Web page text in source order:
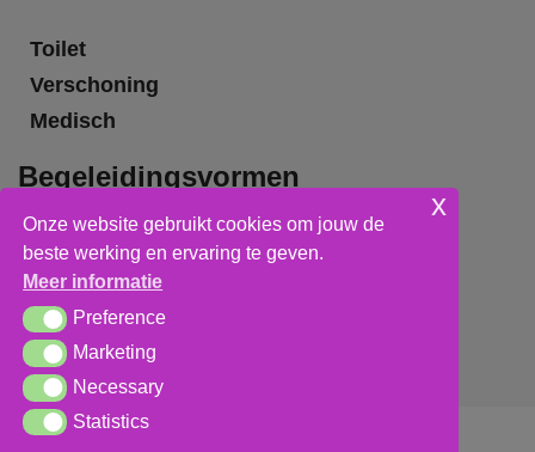
Toilet
Verschoning
Medisch
Begeleidingsvormen
Grote groepsbegeleiding
Kleine groepsbegeleiding
Individuele begeleiding
Onze website gebruikt cookies om jouw de
beste werking en ervaring te geven.
Meer informatie
PreferencePreference
MarketingMarketing
NecessaryNecessary
StatisticsStatistics
x